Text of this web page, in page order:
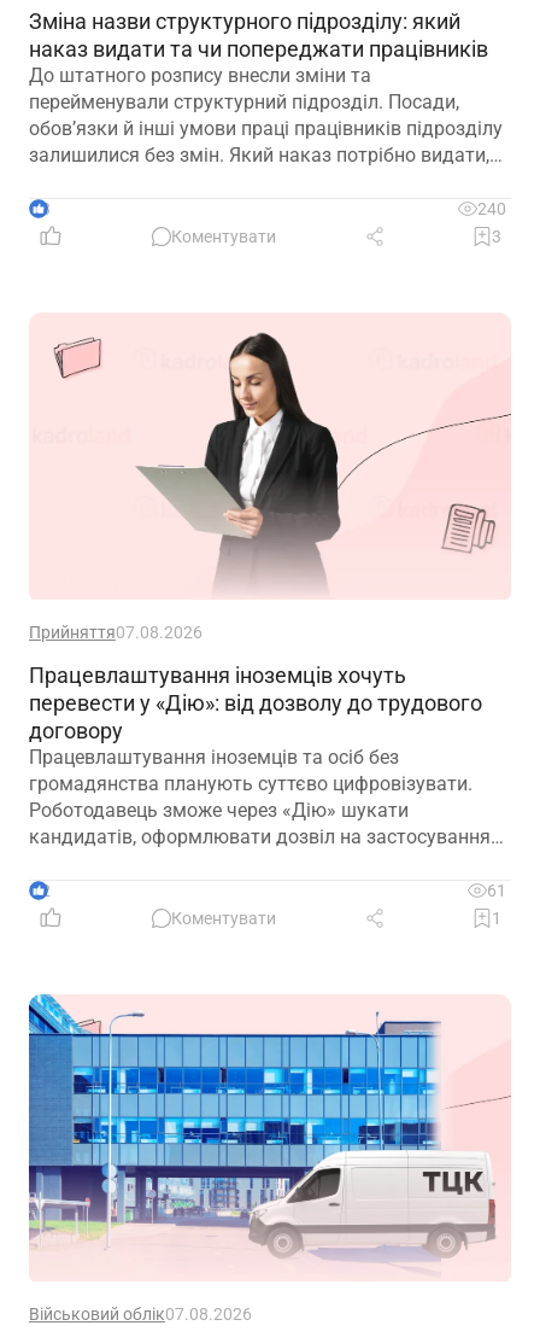
Зміна назви структурного підрозділу: який
наказ видати та чи попереджати працівників
До штатного розпису внесли зміни та
перейменували структурний підрозділ. Посади,
обов’язки й інші умови праці працівників підрозділу
залишилися без змін. Який наказ потрібно видати,
підрозділі з новою назвою: про переведення чи
переміщення? Чи потрібно вносити записи до
зміною істотних умов праці? Наприклад, працівник
був обліковцем тваринного комплексу, а після
перейменування працює у свинофермі.
3
240
Коментувати
3
Прийняття07.08.2026
Працевлаштування іноземців хочуть
перевести у «Дію»: від дозволу до трудового
договору
Працевлаштування іноземців та осіб без
громадянства планують суттєво цифровізувати.
Роботодавець зможе через «Дію» шукати
кандидатів, оформлювати дозвіл на застосування
прийняття на роботу
2
61
Коментувати
1
Військовий облік07.08.2026